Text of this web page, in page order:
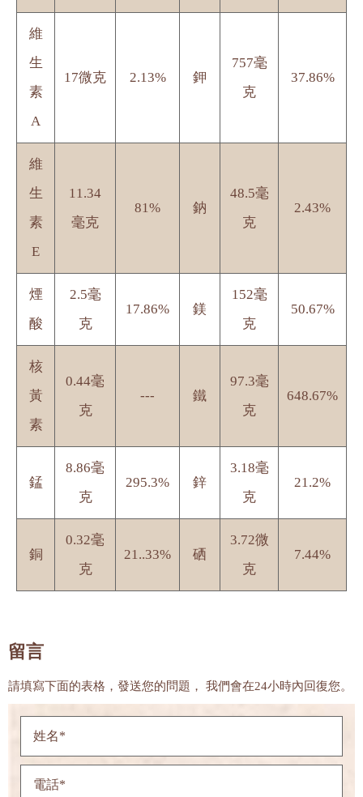
維
生
素
A
17微克 2.13% 鉀
757毫
克
37.86%
維
生
素
E
11.34
毫克
81% 鈉
48.5毫
克
2.43%
煙
酸
2.5毫
克
17.86% 鎂
152毫
克
50.67%
核
黃
素
0.44毫
克
--- 鐵
97.3毫
克
648.67%
錳
8.86毫
克
295.3% 鋅
3.18毫
克
21.2%
銅
0.32毫
克
21..33% 硒
3.72微
克
7.44%
留言
請填寫下面的表格，發送您的問題， 我們會在24小時內回復您。